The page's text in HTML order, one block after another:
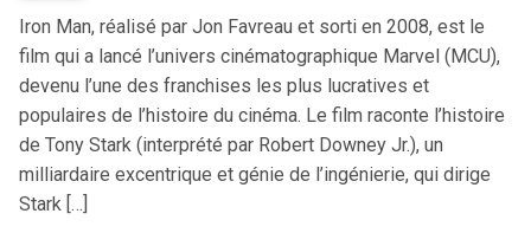
Iron Man, réalisé par Jon Favreau et sorti en 2008, est le
film qui a lancé l’univers cinématographique Marvel (MCU),
devenu l’une des franchises les plus lucratives et
populaires de l’histoire du cinéma. Le film raconte l’histoire
de Tony Stark (interprété par Robert Downey Jr.), un
milliardaire excentrique et génie de l’ingénierie, qui dirige
Stark […]